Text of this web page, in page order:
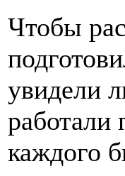
Чтобы
увидели
работали
каждого